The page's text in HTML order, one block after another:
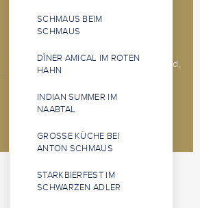
SCHMAUS BEIM
SCHMAUS
DÎNER AMICAL IM ROTEN
HAHN
INDIAN SUMMER IM
NAABTAL
GROSSE KÜCHE BEI A
NTON SCHMAUS
STARKBIERFEST IM
SCHWARZEN ADLER
Competition
Competition will be held in Båstad,
Competition